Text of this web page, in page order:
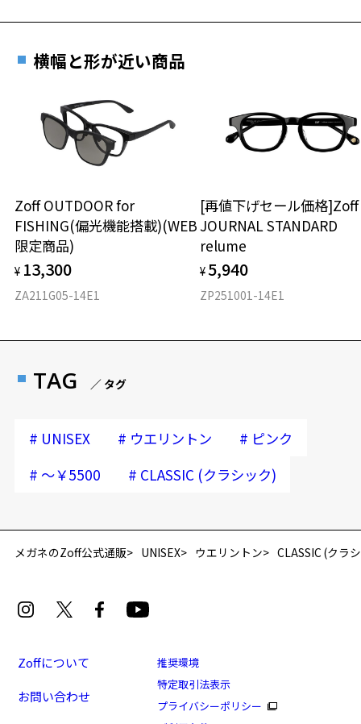
横幅と形が近い商品
Zoff OUTDOOR for
FISHING(偏光機能搭載)(WEB
限定商品)
¥ 13,300
ZA211G05-14E1
[再値下げセール価格
JOURNAL STANDARD
relume
¥ 5,940
ZP251001-14E1
TAG ／ タグ
# UNISEX # ウエリントン # ピンク
# ～￥5500 # CLASSIC (クラシック)
メガネのZoff公式通販 UNISEX ウエリントン CLASSIC (クラ
Zoffについて
お問い合わせ
推奨環境
特定取引法表示
プライバシーポリシー